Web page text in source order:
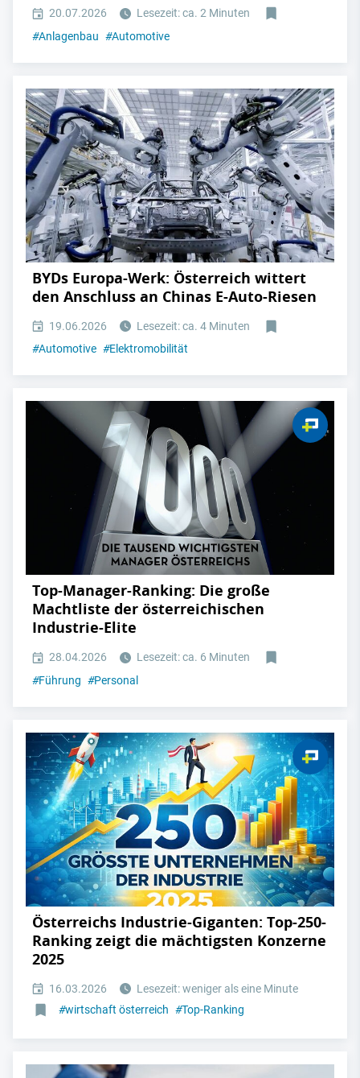
20.07.2026
Lesezeit: ca. 2 Minuten
#Anlagenbau #Automotive
BYDs Europa-Werk: Österreich wittert
den Anschluss an Chinas E-Auto-Riesen
19.06.2026
Lesezeit: ca. 4 Minuten
#Automotive #Elektromobilität
Top-Manager-Ranking: Die große
Machtliste der österreichischen
Industrie-Elite
28.04.2026
Lesezeit: ca. 6 Minuten
#Führung #Personal
Österreichs Industrie-Giganten: Top-250-
Ranking zeigt die mächtigsten Konzerne
2025
16.03.2026
Lesezeit: weniger als eine Minute
#wirtschaft österreich #Top-Ranking